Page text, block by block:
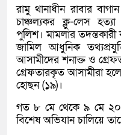
রামু থানাধীন রাবার
চাঞ্চল্যকর ক্লু-লেস
পুলিশ। মামলার
জামিল আধুনিক
আসামীদের শনাক্ত ও
গ্রেফতারকৃত আসামীরা
হোছন (১৯)।
গত ৮ মে থেকে ৯ মে
বিশেষ অভিযান চালিয়ে